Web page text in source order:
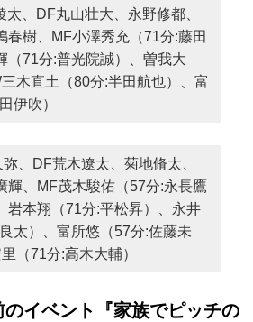
太、DF丸山壮大、永野修都、
春樹、MF小澤秀充（71分:藤田
（71分:普光院誠）、曽我大
木直土（80分:半田航也）、富
伊吹）
弥、DF荒木遼太、菊地脩太、
輝、MF茂木駿佑（57分:永長鷹
岩本翔（71分:平松昇）、永井
太）、富所悠（57分:佐藤未
（71分:高木大輔）
のイベント『家族でピッチの